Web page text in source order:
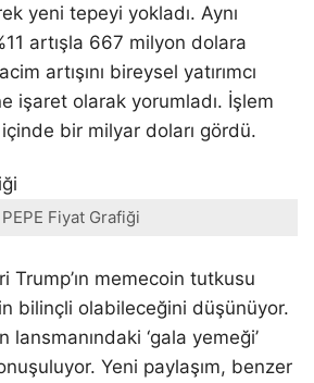
yeni tepeyi yokladı. Aynı
artışla 667 milyon dolara
artışını bireysel yatırımcı
işaret olarak yorumladı. İşlem
bir milyar doları gördü.
PEPE Fiyat Grafiği
Trump’ın memecoin tutkusu
bilinçli olabileceğini düşünüyor.
lansmanındaki ‘gala yemeği’
Yeni paylaşım, benzer